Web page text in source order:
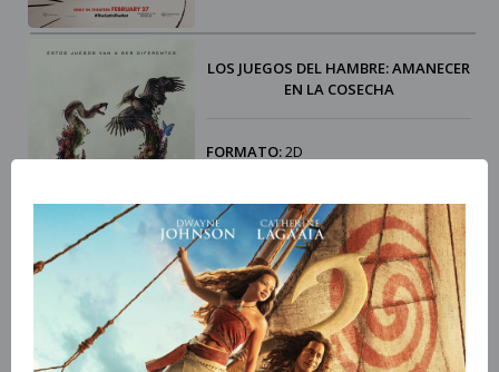
LOS JUEGOS DEL HAMBRE: AMANECER
EN LA COSECHA
FORMATO:2D
Distopía
CLASIFICACIÓN:+12
DURACIÓN:0 MIN
STREET FIGHTER